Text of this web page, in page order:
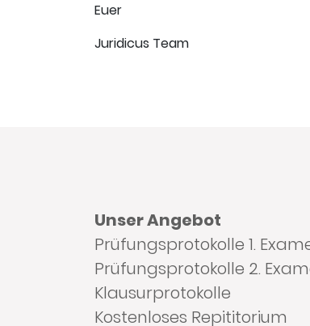
Euer
Juridicus Team
Unser Angebot
Prüfungsprotokolle 1.
Prüfungsprotokolle 2.
Klausurprotokolle
Kostenloses Repititorium